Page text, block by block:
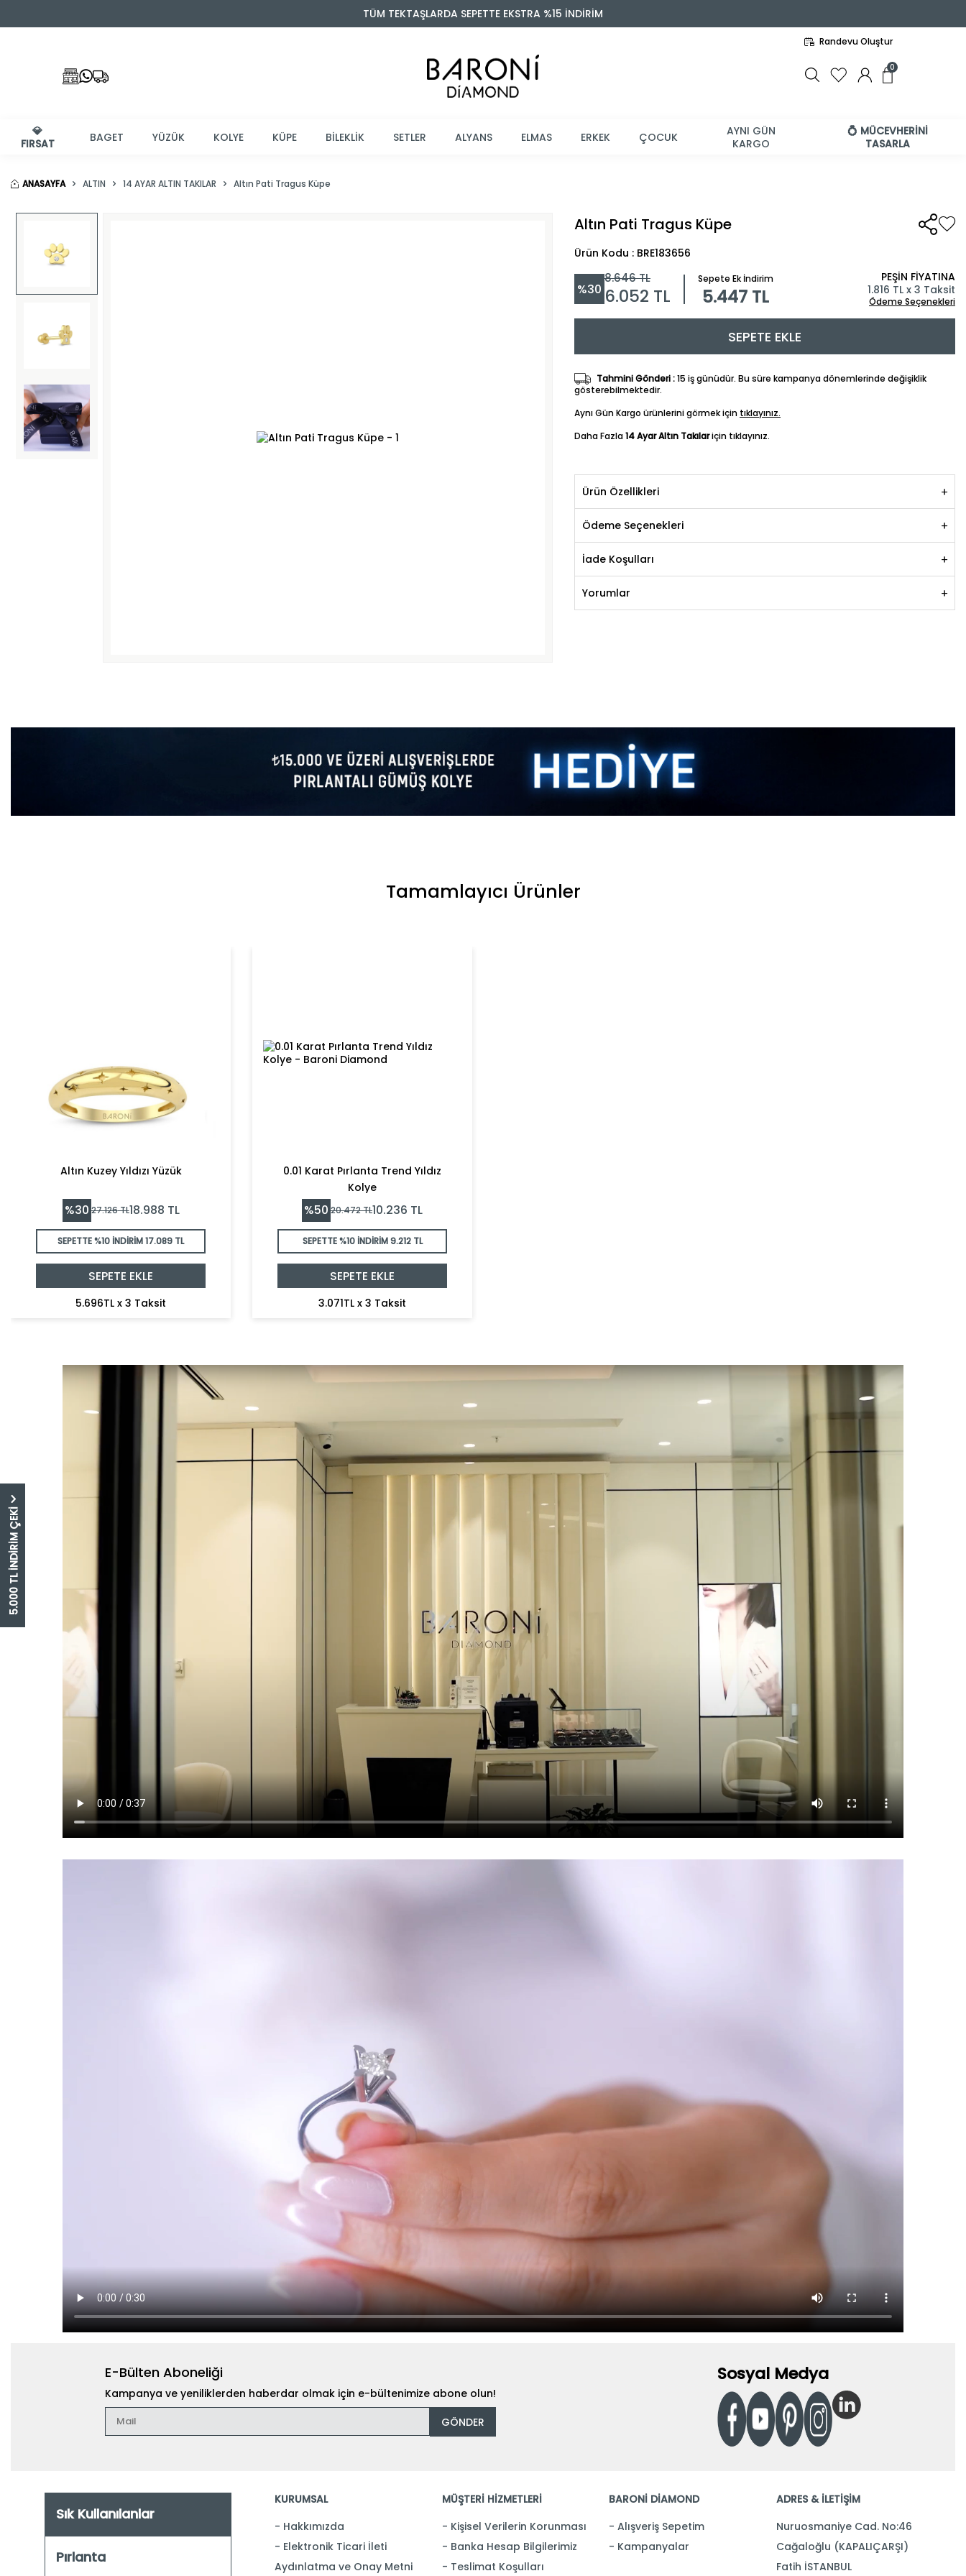
5.000 TL İNDİRİM ÇEKİ
TÜM TEKTAŞLARDA SEPETTE EKSTRA %15 İNDİRİM
Randevu Oluştur
0
💎
FIRSAT
BAGET YÜZÜK KOLYE KÜPE BİLEKLİK SETLER ALYANS ELMAS ERKEK ÇOCUK
AYNI GÜN
KARGO
💍 MÜCEVHERİNİ
TASARLA
ANASAYFA ALTIN 14 AYAR ALTIN TAKILAR Altın Pati Tragus Küpe
Altın Pati Tragus Küpe
Ürün Kodu : BRE183656
%30
8.646TL
6.052 TL
Sepete Ek İndirim
5.447 TL
PEŞİN FİYATINA
1.816 TL x 3 Taksit
Ödeme Seçenekleri
SEPETE EKLE
Tahmini Gönderi :15 iş günüdür. Bu süre kampanya dönemlerinde değişiklik
gösterebilmektedir.
Aynı Gün Kargo ürünlerini görmek için tıklayınız.
Daha Fazla14 Ayar Altın Takılariçin tıklayınız.
Ürün Özellikleri
Ödeme Seçenekleri
İade Koşulları
Yorumlar
Tamamlayıcı Ürünler
Altın Kuzey Yıldızı Yüzük
%30 27.126TL18.988 TL
SEPETTE %10 İNDİRİM17.089 TL
SEPETE EKLE
5.696TL x 3 Taksit
0.01 Karat Pırlanta Trend Yıldız
Kolye
%50 20.472TL10.236 TL
SEPETTE %10 İNDİRİM9.212 TL
SEPETE EKLE
3.071TL x 3 Taksit
E-Bülten Aboneliği
Kampanya ve yeniliklerden haberdar olmak için e-bültenimize abone olun!
GÖNDER
Sosyal Medya
Sık Kullanılanlar
Pırlanta
KURUMSAL
Hakkımızda
Elektronik Ticari İleti
Aydınlatma ve Onay Metni
MÜŞTERİ HİZMETLERİ
Kişisel Verilerin Korunması
Banka Hesap Bilgilerimiz
Teslimat Koşulları
BARONİ DİAMOND
Alışveriş Sepetim
Kampanyalar
ADRES & İLETİŞİM
Nuruosmaniye Cad. No:46
Cağaloğlu (KAPALIÇARŞI)
Fatih İSTANBUL